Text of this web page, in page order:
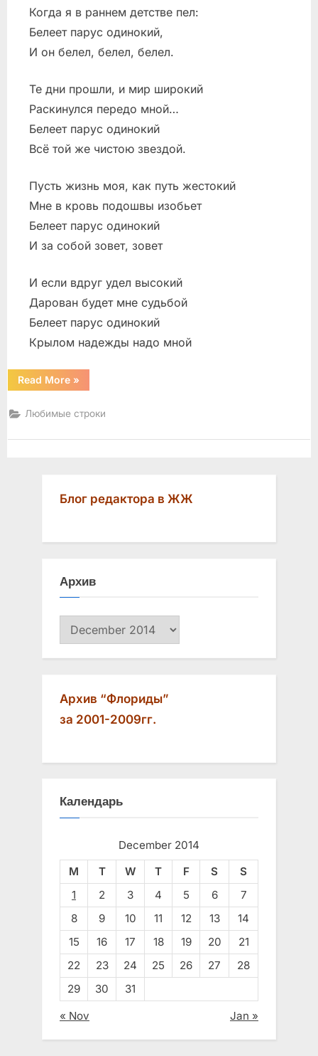
Когда я в раннем детстве пел:
Белеет парус одинокий,
И он белел, белел, белел.
Те дни прошли, и мир широкий
Раскинулся передо мной…
Белеет парус одинокий
Всё той же чистою звездой.
Пусть жизнь моя, как путь жестокий
Мне в кровь подошвы изобьет
Белеет парус одинокий
И за собой зовет, зовет
И если вдруг удел высокий
Дарован будет мне судьбой
Белеет парус одинокий
Крылом надежды надо мной
Read More“Белый
парус”
»
Любимые строки
Блог редактора в ЖЖ
Архив
Архив
Архив “Флориды”
за 2001-2009гг.
Календарь
December 2014
M
T W T F S
S
1
2 3 4 5 6
7
8
9 10 11 12 13
14
15
16 17 18 19 20
21
22
23 24 25 26 27
28
29
30
31
« Nov
Jan »